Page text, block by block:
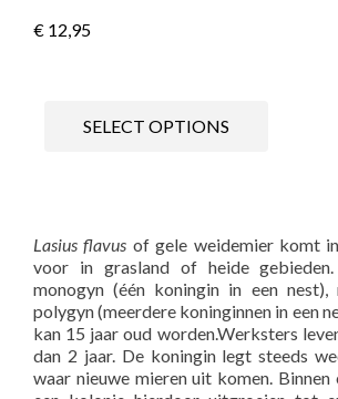
€ 12,95
SELECT OPTIONS
Lasius flavus of gele weidemier komt
voor in grasland of heide
monogyn (één koningin in een nest),
polygyn (meerdere koninginnen in een
kan 15 jaar oud worden.Werksters
dan 2 jaar. De koningin legt steeds
waar nieuwe mieren uit komen. Binnen